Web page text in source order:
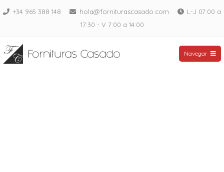
Saltar+34 965 388 148 hola@forniturascasado.com
L-J 07:00 a
17:30 - V 7:00 a 14:00
Fornituras Casado
Navegar